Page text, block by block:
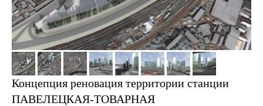
Концепция реновация территории станции
ПАВЕЛЕЦКАЯ-ТОВАРНАЯ